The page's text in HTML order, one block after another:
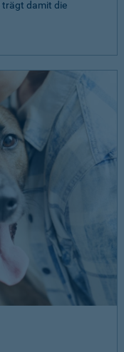
trägt damit die